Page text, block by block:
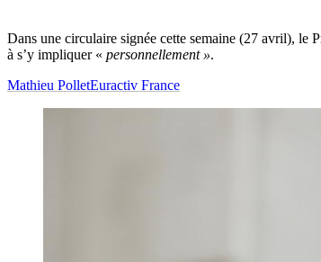
Dans une circulaire signée cette semaine (27 avril), le
à s’y impliquer « personnellement ».
Mathieu PolletEuractiv France